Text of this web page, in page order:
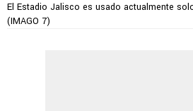
El Estadio Jalisco es usado actualmente
(IMAGO 7)